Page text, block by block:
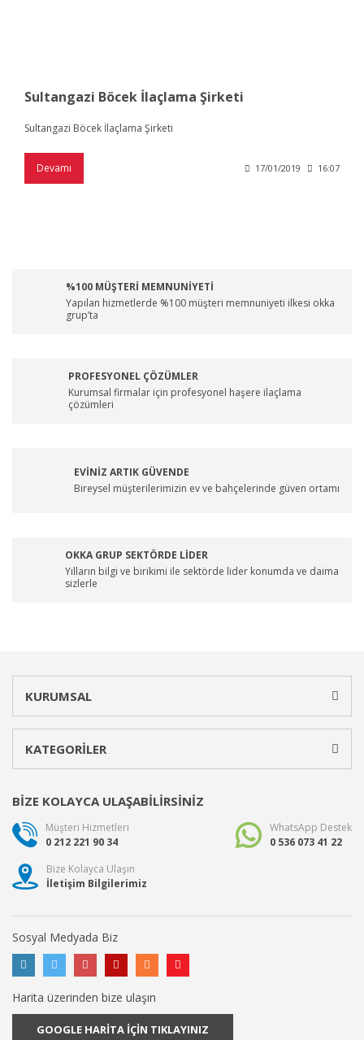
Sultangazi Böcek İlaçlama Şirketi
Sultangazi Böcek İlaçlama Şirketi
Devamı 17/01/2019 16:07
%100 MÜŞTERİ MEMNUNİYETİ
Yapılan hizmetlerde %100 müşteri memnuniyeti ilkesi okka
grup’ta
PROFESYONEL ÇÖZÜMLER
Kurumsal firmalar için profesyonel haşere ilaçlama
çözümleri
EVİNİZ ARTIK GÜVENDE
Bireysel müşterilerimizin ev ve bahçelerinde güven ortamı
OKKA GRUP SEKTÖRDE LİDER
Yılların bilgi ve birikimi ile sektörde lider konumda ve daima
sizlerle
KURUMSAL
KATEGORİLER
BİZE KOLAYCA ULAŞABİLİRSİNİZ
Müşteri Hizmetleri
0 212 221 90 34
WhatsApp Destek
0 536 073 41 22
Bize Kolayca Ulaşın
İletişim Bilgilerimiz
Sosyal Medyada Biz
Harita üzerinden bize ulaşın
GOOGLE HARİTA İÇİN TIKLAYINIZ